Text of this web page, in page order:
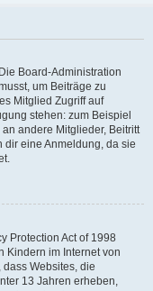
Board-Administration
um Beiträge zu
Mitglied Zugriff auf
stehen: zum Beispiel
andere Mitglieder, Beitritt
dir eine Anmeldung, da sie
Protection Act of 1998
Kindern im Internet von
Websites, die
13 Jahren erheben,